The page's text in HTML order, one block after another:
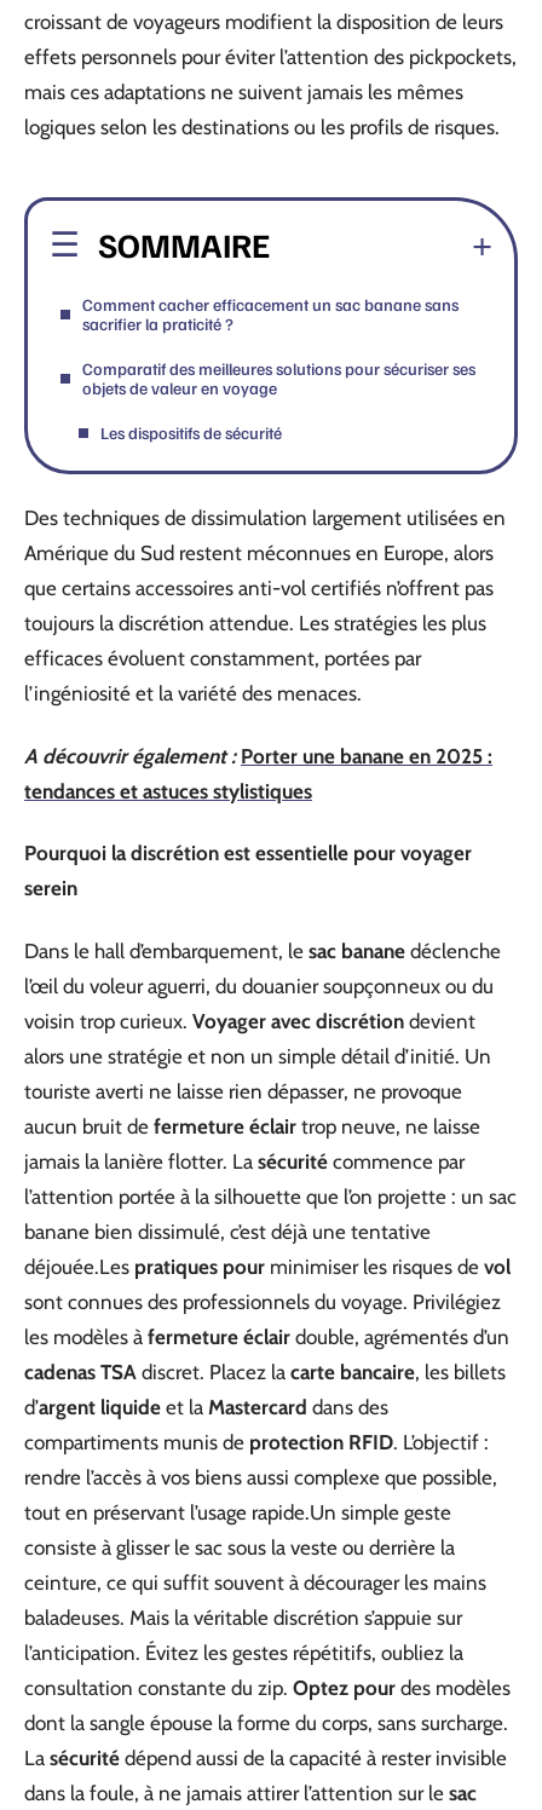
croissant de voyageurs modifient la disposition de leurs
effets personnels pour éviter l’attention des pickpockets,
mais ces adaptations ne suivent jamais les mêmes
logiques selon les destinations ou les profils de risques.
SOMMAIRE
Comment cacher efficacement un sac banane sans
sacrifier la praticité ?
Comparatif des meilleures solutions pour sécuriser ses
objets de valeur en voyage
Les dispositifs de sécurité
Des techniques de dissimulation largement utilisées en
Amérique du Sud restent méconnues en Europe, alors
que certains accessoires anti-vol certifiés n’offrent pas
toujours la discrétion attendue. Les stratégies les plus
efficaces évoluent constamment, portées par
l’ingéniosité et la variété des menaces.
A découvrir également : Porter une banane en 2025 :
tendances et astuces stylistiques
Pourquoi la discrétion est essentielle pour voyager
serein
Dans le hall d’embarquement, le sac banane déclenche
l’œil du voleur aguerri, du douanier soupçonneux ou du
voisin trop curieux. Voyager avec discrétion devient
alors une stratégie et non un simple détail d’initié. Un
touriste averti ne laisse rien dépasser, ne provoque
aucun bruit de fermeture éclair trop neuve, ne laisse
jamais la lanière flotter. La sécurité commence par
l’attention portée à la silhouette que l’on projette : un sac
banane bien dissimulé, c’est déjà une tentative
déjouée.Les pratiques pour minimiser les risques de vol
sont connues des professionnels du voyage. Privilégiez
les modèles à fermeture éclair double, agrémentés d’un
cadenas TSA discret. Placez la carte bancaire, les billets
d’argent liquide et la Mastercard dans des
compartiments munis de protection RFID. L’objectif :
rendre l’accès à vos biens aussi complexe que possible,
tout en préservant l’usage rapide.Un simple geste
consiste à glisser le sac sous la veste ou derrière la
ceinture, ce qui suffit souvent à décourager les mains
baladeuses. Mais la véritable discrétion s’appuie sur
l’anticipation. Évitez les gestes répétitifs, oubliez la
consultation constante du zip. Optez pour des modèles
dont la sangle épouse la forme du corps, sans surcharge.
La sécurité dépend aussi de la capacité à rester invisible
dans la foule, à ne jamais attirer l’attention sur le sac